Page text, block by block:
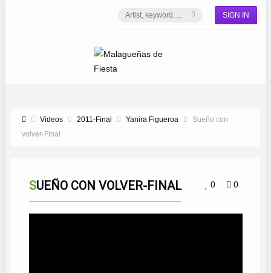
SIGN IN
Videos 2011-Final Yanira Figueroa
Sueño con
volver-Final
0 0
SUEÑO CON VOLVER-FINAL